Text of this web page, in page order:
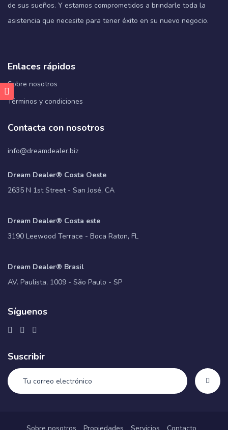
de sus sueños. Y estamos comprometidos a brindarle toda la
asistencia que necesite para tener éxito en su nuevo negocio.
Enlaces rápidos
Sobre nosotros
Términos y condiciones
Contacta con nosotros
info@dreamdealer.biz
Dream Dealer® Costa Oeste
2635 N 1st Street - San José, CA
Dream Dealer® Costa este
3190 Leewood Terrace - Boca Raton, FL
Dream Dealer® Brasil
AV. Paulista, 1009 - São Paulo - SP
Síguenos
Suscribir
Sobre nosotros Propiedades Servicios Contacto